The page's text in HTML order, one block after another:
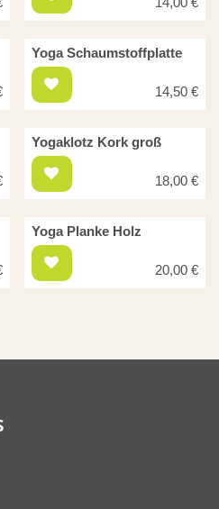
Yoga Schaumstoffplatte
14,50€
Yogaklotz Kork groß
18,00€
Yoga Planke Holz
20,00€